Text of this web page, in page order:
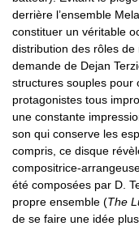
derrière l’ensemble
constituer un véritable
distribution des rôles
demande de Dejan
structures souples pour
protagonistes tous
une constante
son qui conserve les
compris, ce disque
compositrice-
été composées par D.
propre ensemble (The
de se faire une idée